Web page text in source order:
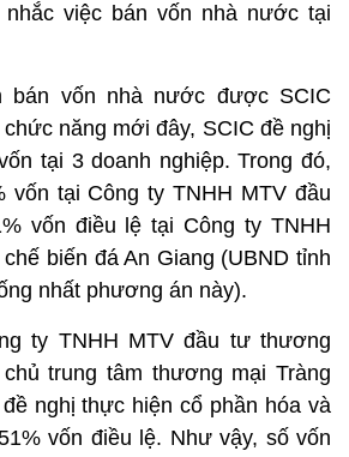
nhắc việc bán vốn nhà nước tại
bán vốn nhà nước được SCIC
năng mới đây, SCIC đề nghị
tại 3 doanh nghiệp. Trong đó,
vốn tại Công ty TNHH MTV đầu
vốn điều lệ tại Công ty TNHH
biến đá An Giang (UBND tỉnh
nhất phương án này).
ty TNHH MTV đầu tư thương
trung tâm thương mại Tràng
nghị thực hiện cổ phần hóa và
vốn điều lệ. Như vậy, số vốn